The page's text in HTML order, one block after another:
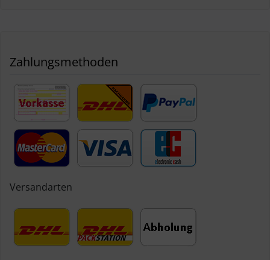
Zahlungsmethoden
Versandarten